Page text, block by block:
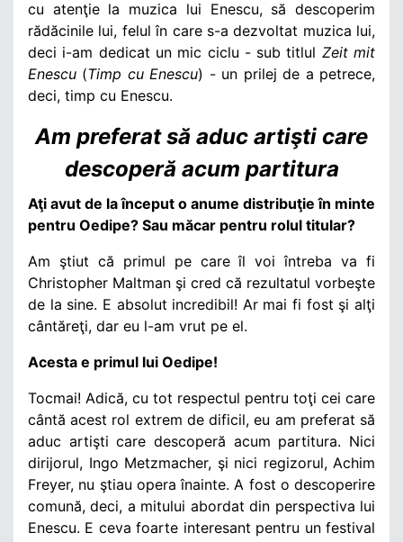
cu atenţie la muzica lui Enescu, să descoperim
rădăcinile lui, felul în care s-a dezvoltat muzica lui,
deci i-am dedicat un mic ciclu - sub titlul Zeit mit
Enescu (Timp cu Enescu) - un prilej de a petrece,
deci, timp cu Enescu.
Am preferat să aduc artişti care
descoperă acum partitura
Aţi avut de la început o anume distribuţie în minte
pentru Oedipe? Sau măcar pentru rolul titular?
Am ştiut că primul pe care îl voi întreba va fi
Christopher Maltman şi cred că rezultatul vorbeşte
de la sine. E absolut incredibil! Ar mai fi fost şi alţi
cântăreţi, dar eu l-am vrut pe el.
Acesta e primul lui Oedipe!
Tocmai! Adică, cu tot respectul pentru toţi cei care
cântă acest rol extrem de dificil, eu am preferat să
aduc artişti care descoperă acum partitura. Nici
dirijorul, Ingo Metzmacher, şi nici regizorul, Achim
Freyer, nu ştiau opera înainte. A fost o descoperire
comună, deci, a mitului abordat din perspectiva lui
Enescu. E ceva foarte interesant pentru un festival